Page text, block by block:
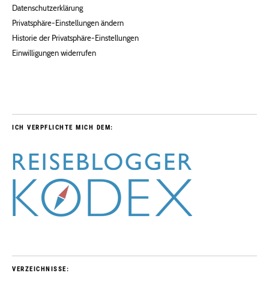
Datenschutzerklärung
Privatsphäre-Einstellungen ändern
Historie der Privatsphäre-Einstellungen
Einwilligungen widerrufen
ICH VERPFLICHTE MICH DEM:
VERZEICHNISSE: